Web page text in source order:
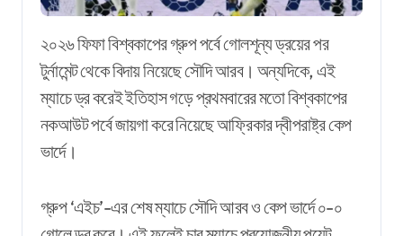
২০২৬ ফিফা বিশ্বকাপের গ্রুপ পর্বে গোলশূন্য ড্রয়ের পর
টুর্নামেন্ট থেকে বিদায় নিয়েছে সৌদি আরব। অন্যদিকে, এই
ম্যাচে ড্র করেই ইতিহাস গড়ে প্রথমবারের মতো বিশ্বকাপের
নকআউট পর্বে জায়গা করে নিয়েছে আফ্রিকার দ্বীপরাষ্ট্র কেপ
ভার্দে।
গ্রুপ ‘এইচ’-এর শেষ ম্যাচে সৌদি আরব ও কেপ ভার্দে ০-০